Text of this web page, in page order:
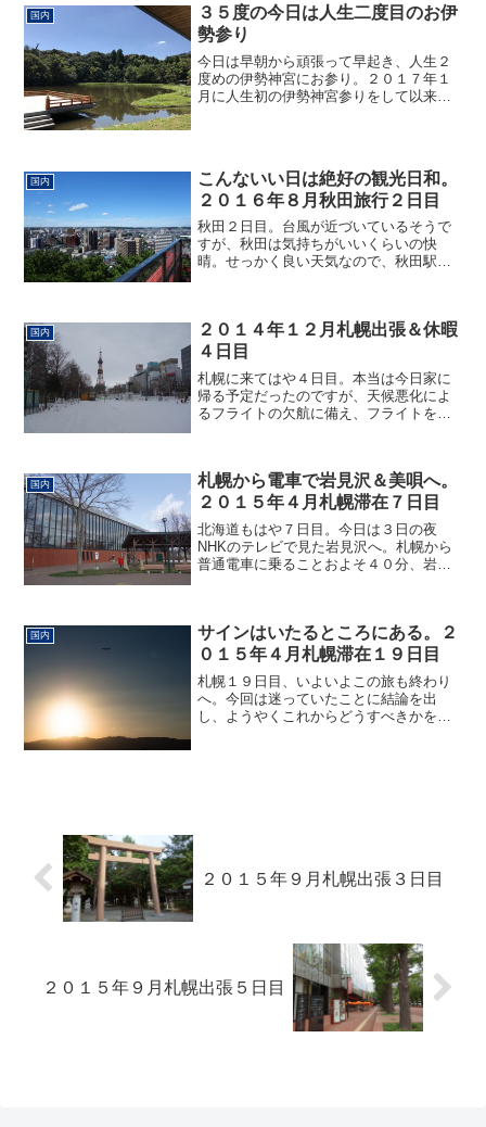
国内
３５度の今日は人生二度目のお伊
勢参り
今日は早朝から頑張って早起き、人生２
度めの伊勢神宮にお参り。２０１７年１
月に人生初の伊勢神宮参りをして以来い
国内
こんないい日は絶好の観光日和。
２０１６年８月秋田旅行２日目
秋田２日目。台風が近づいているそうで
すが、秋田は気持ちがいいくらいの快
晴。せっかく良い天気なので、秋田駅周
が原後、常陸の国から転封と...
国内
２０１４年１２月札幌出張＆休暇
４日目
札幌に来てはや４日目。本当は今日家に
帰る予定だったのですが、天候悪化によ
るフライトの欠航に備え、フライトを予
園の方へ。歩いていると赤...
国内
札幌から電車で岩見沢＆美唄へ。
２０１５年４月札幌滞在７日目
北海道もはや７日目。今日は３日の夜
NHKのテレビで見た岩見沢へ。札幌から
普通電車に乗ることおよそ４０分、岩見
す。昼食を食べようと思って...
国内
サインはいたるところにある。２
０１５年４月札幌滞在１９日目
札幌１９日目、いよいよこの旅も終わり
へ。今回は迷っていたことに結論を出
し、ようやくこれからどうすべきかを決
２０１５年９月札幌出張３日目
２０１５年９月札幌出張５日目